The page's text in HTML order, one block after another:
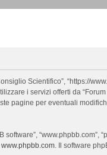
Scientifico”, “https://
i servizi offerti da
pagine per eventuali
www.phpbb.com. Il software